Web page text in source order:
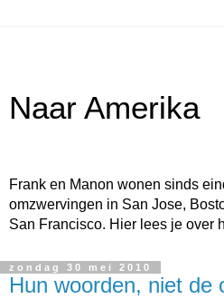
Naar Amerika
Frank en Manon wonen sinds
omzwervingen in San Jose,
San Francisco. Hier lees je over
zondag 30 mei 2010
Hun woorden, niet de